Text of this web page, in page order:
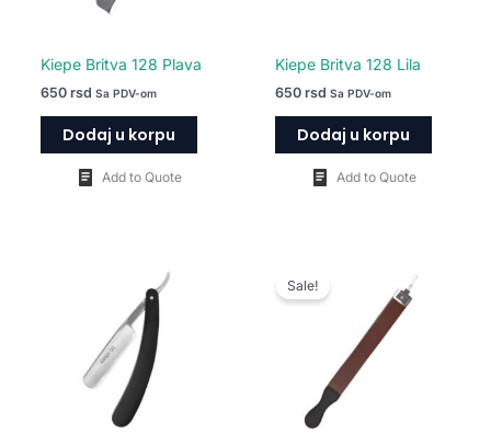
Kiepe Britva 128 Plava
650 rsd Sa PDV-om
Dodaj u korpu
Add to Quote
Kiepe Britva 128 Lila
650 rsd Sa PDV-om
Dodaj u korpu
Add to Quote
Sale!
1.490 rsd.
cena
je:
970 rsd.